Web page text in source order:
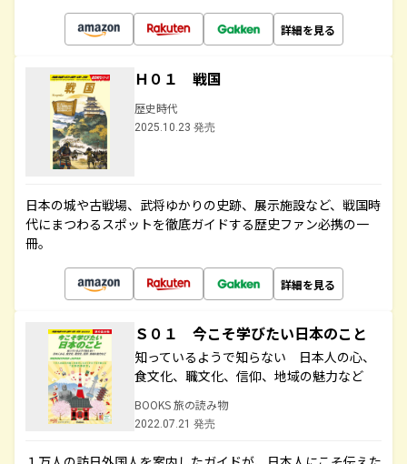
詳細を見る
Ｈ０１ 戦国
歴史時代
2025.10.23 発売
日本の城や古戦場、武将ゆかりの史跡、展示施設など、戦国時
代にまつわるスポットを徹底ガイドする歴史ファン必携の一
冊。
詳細を見る
Ｓ０１ 今こそ学びたい日本のこと
知っているようで知らない 日本人の心、
食文化、職文化、信仰、地域の魅力など
BOOKS 旅の読み物
2022.07.21 発売